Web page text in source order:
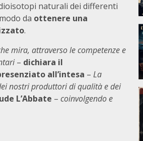
naturali dei differenti
da ottenere una
.
mira, attraverso le competenze e
– dichiara il
all’intesa – La
nostri produttori di qualità e dei
L’Abbate – coinvolgendo e